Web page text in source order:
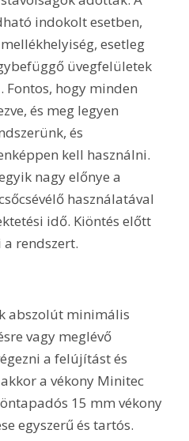
indokolt esetben,
esetleg
üvegfelületek
hogy minden
és meg legyen
és
kell használni.
nagy előnye a
használatával
idő. Kiöntés előtt
rendszert.
abszolút minimális
vagy meglévő
a felújítást és
a vékony Minitec
15 mm vékony
egyszerű és tartós.